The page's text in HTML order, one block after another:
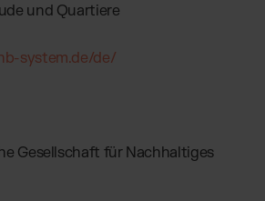
und Quartiere
system.de/de/
Gesellschaft für Nachhaltiges